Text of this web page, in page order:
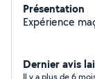
Présentation
Expérience
Dernier avis
Il y a plus de 6